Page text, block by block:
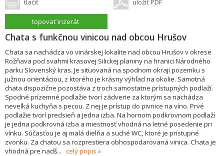
tlačiť uložiť PDF
topovať inzerát
Chata s funkčnou vinicou nad obcou Hrušov
Chata sa nachádza vo vinárskej lokalite nad obcou Hrušov v okrese
Rožňava pod svahmi krasovej Silickej planiny na hranici Národného
parku Slovenský kras. Je situovaná na spodnom okraji pozemku s
južnou orientáciou, z ktorého je krásny výhľad na okolie. Samotná
chata dispozične pozostáva z troch samostatne prístupných podlaží.
Spodné prízemné podlažie tvorí zádverie za ktorým sa nachádza
neveľká kuchyňa s pecou. Z nej je prístup do pivnice na víno. Prvé
podlažie tvorí predsieň a jedna izba. Na hornom podkrovnom podlaží
je jedna podkrovná izba a miestnosť vhodná na letné posedenie pri
vínku. Súčasťou je aj malá dielňa a suché WC, ktoré je prístupné
zvonku. Za chatou sa rozprestiera obhospodarovaná vinica. Chata je
vhodná pre nadš... celý popis